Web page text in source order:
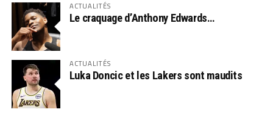
ACTUALITÉS
Le craquage d’Anthony Edwards…
ACTUALITÉS
Luka Doncic et les Lakers sont maudits